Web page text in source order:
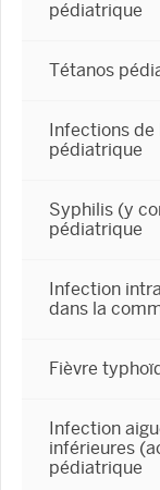
pédiatrique
Tétanos
Infections
pédiatrique
Syphilis (y
pédiatrique
Infection
dans la
Fièvre
Infection
inférieures
pédiatrique